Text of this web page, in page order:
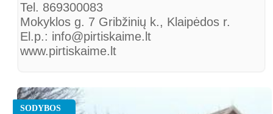
Tel. 869300083
Mokyklos g. 7 Gribžinių k., Klaipėdos r.
El.p.: info@pirtiskaime.lt
www.pirtiskaime.lt
SODYBOS